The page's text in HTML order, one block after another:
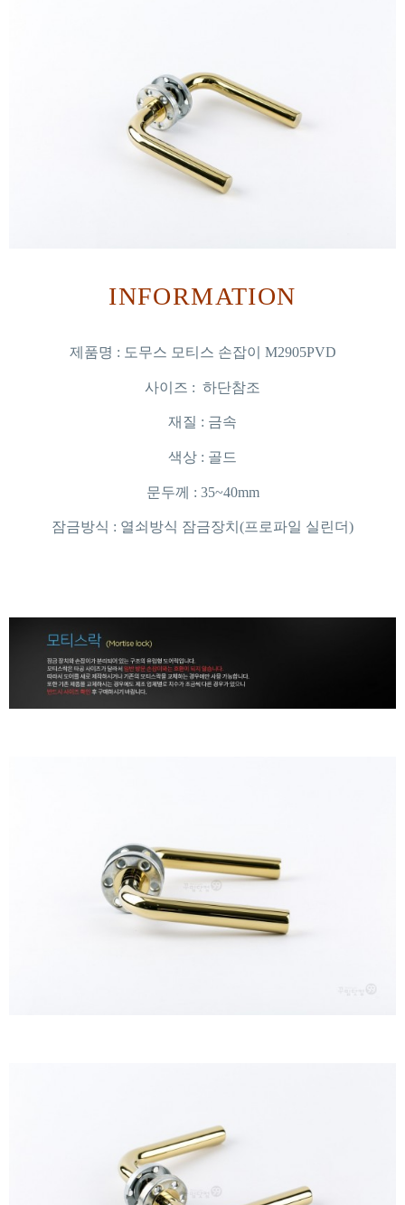
INFORMATION
제품명 : 도무스 모티스 손잡이 M2905PVD
사이즈 : 하단참조
재질 : 금속
색상 : 골드
문두께 : 35~40mm
잠금방식 : 열쇠방식 잠금장치(프로파일 실린더)